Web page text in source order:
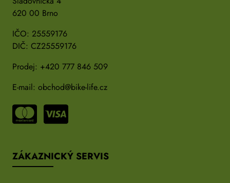
620 00 Brno
IČO: 25559176
DIČ: CZ25559176
Prodej: +420 777 846 509
E-mail: obchod@bike-life.cz
ZÁKAZNICKÝ SERVIS